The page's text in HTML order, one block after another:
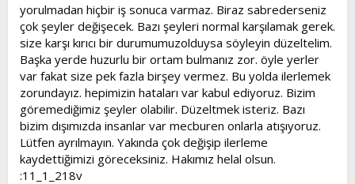
yorulmadan hiçbir iş sonuca varmaz. Biraz sabrederseniz
çok şeyler değişecek. Bazı şeyleri normal karşılamak gerek.
size karşı kırıcı bir durumumuzolduysa söyleyin düzeltelim.
Başka yerde huzurlu bir ortam bulmanız zor. öyle yerler
var fakat size pek fazla birşey vermez. Bu yolda ilerlemek
zorundayız. hepimizin hataları var kabul ediyoruz. Bizim
göremediğimiz şeyler olabilir. Düzeltmek isteriz. Bazı
bizim dışımızda insanlar var mecburen onlarla atışıyoruz.
Lütfen ayrılmayın. Yakında çok değişip ilerleme
kaydettiğimizi göreceksiniz. Hakımız helal olsun.
:11_1_218v